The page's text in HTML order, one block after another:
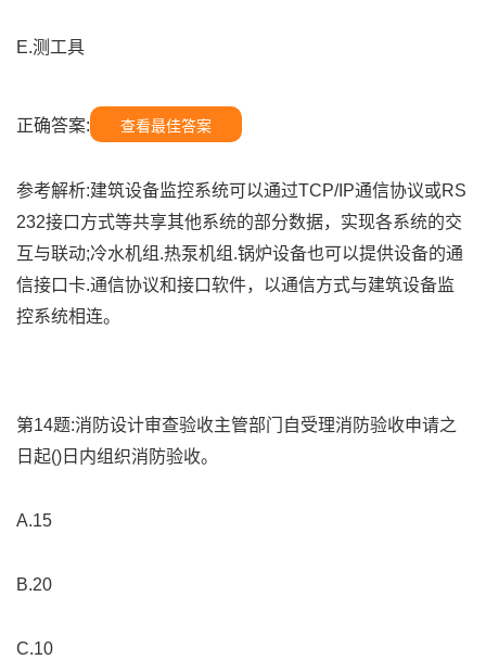
E.测工具
正确答案: 查看最佳答案
参考解析:建筑设备监控系统可以通过TCP/IP通信协议或RS
232接口方式等共享其他系统的部分数据，实现各系统的交
互与联动;冷水机组.热泵机组.锅炉设备也可以提供设备的通
信接口卡.通信协议和接口软件，以通信方式与建筑设备监
控系统相连。
第14题:消防设计审查验收主管部门自受理消防验收申请之
日起()日内组织消防验收。
A.15
B.20
C.10